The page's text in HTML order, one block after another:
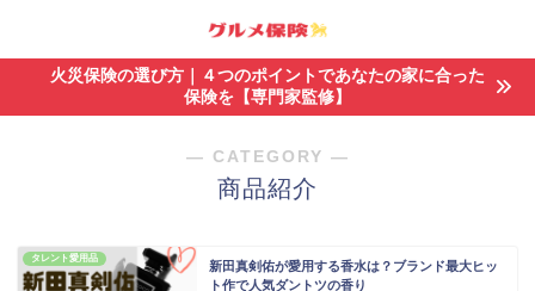
火災保険の選び方｜４つのポイントであなたの家に合った
保険を【専門家監修】
― CATEGORY ―
商品紹介
タレント愛用品
新田真剣佑が愛用する香水は？ブランド最大ヒッ
ト作で人気ダントツの香り